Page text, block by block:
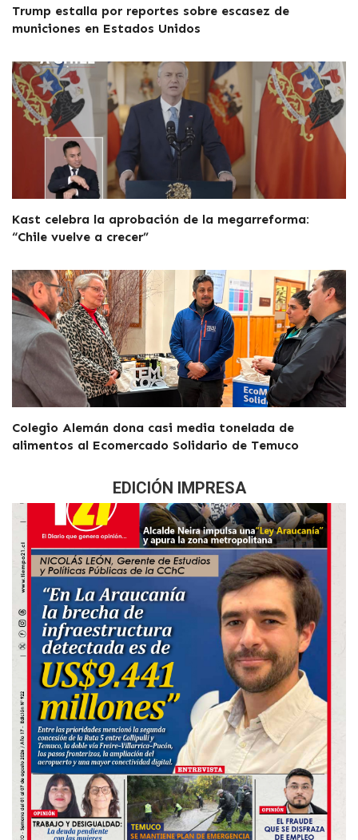
Trump estalla por reportes sobre escasez de
municiones en Estados Unidos
Kast celebra la aprobación de la megarreforma:
“Chile vuelve a crecer”
Colegio Alemán dona casi media tonelada de
alimentos al Ecomercado Solidario de Temuco
EDICIÓN IMPRESA